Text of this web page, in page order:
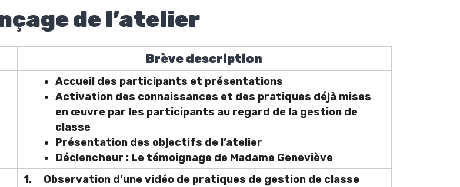
de l’atelier
Brève description
Accueil des participants et présentations
Activation des connaissances et des pratiques déjà mises
en œuvre par les participants au regard de la gestion de
classe
Présentation des objectifs de l’atelier
Déclencheur : Le témoignage de Madame Geneviève
1. Observation d’une vidéo de pratiques de gestion de classe